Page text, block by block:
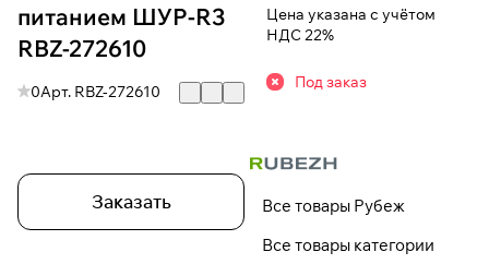
питанием ШУР-R3
RBZ-272610
0Арт. RBZ-272610
Заказать
Цена указана с учётом
НДС 22%
Под заказ
Все товары Рубеж
Все товары категории